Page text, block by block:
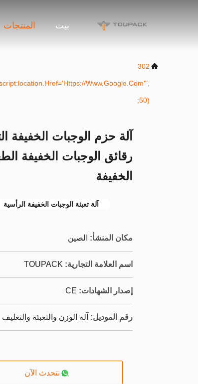
بيت المنتجات
302
www.google.com'",
50);
آلة حزم الوجبات الخفيفة
رقائق الوجبات الخفيفة
الخفيفة
آلة تعبئة الوجبات الخفيفة الرأسية
مكان المنشأ: الصين
اسم العلامة التجارية: TOUPACK
إصدار الشهادات: CE
رقم الموديل: آلة الوزن والتعبئة والتغليف
نتحدث الآن